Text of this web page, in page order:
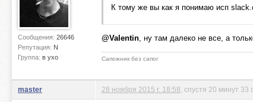
Сообщения: 26646
Репутация: N
Группа: в ухо
К тому же вы как я понимаю исп
@Valentin, ну там далеко не все, а
Сапожник без сапог
master 28 ноября 2015 г. 18:58 , спустя 20 минут 33